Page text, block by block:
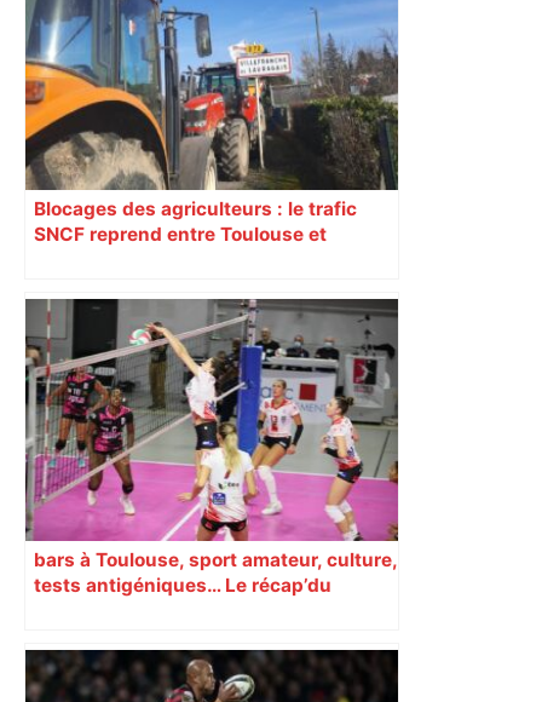
Blocages des agriculteurs : le trafic
SNCF reprend entre Toulouse et
bars à Toulouse, sport amateur, culture,
tests antigéniques… Le récap’du